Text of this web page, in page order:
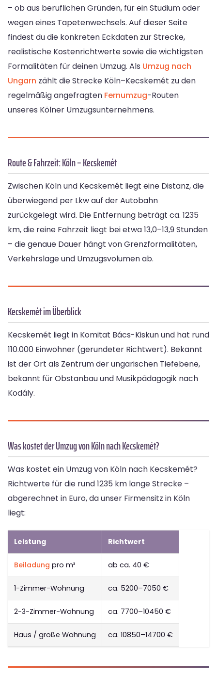
– ob aus beruflichen Gründen, für ein Studium oder
wegen eines Tapetenwechsels. Auf dieser Seite
findest du die konkreten Eckdaten zur Strecke,
realistische Kostenrichtwerte sowie die wichtigsten
Formalitäten für deinen Umzug. Als Umzug nach
Ungarn zählt die Strecke Köln–Kecskemét zu den
regelmäßig angefragten Fernumzug-Routen
unseres Kölner Umzugsunternehmens.
Route & Fahrzeit: Köln – Kecskemét
Zwischen Köln und Kecskemét liegt eine Distanz, die
überwiegend per Lkw auf der Autobahn
zurückgelegt wird. Die Entfernung beträgt ca. 1235
km, die reine Fahrzeit liegt bei etwa 13,0–13,9 Stunden
– die genaue Dauer hängt von Grenzformalitäten,
Verkehrslage und Umzugsvolumen ab.
Kecskemét im Überblick
Kecskemét liegt in Komitat Bács-Kiskun und hat rund
110.000 Einwohner (gerundeter Richtwert). Bekannt
ist der Ort als Zentrum der ungarischen Tiefebene,
bekannt für Obstanbau und Musikpädagogik nach
Kodály.
Was kostet der Umzug von Köln nach Kecskemét?
Was kostet ein Umzug von Köln nach Kecskemét?
Richtwerte für die rund 1235 km lange Strecke –
abgerechnet in Euro, da unser Firmensitz in Köln
liegt:
Leistung Richtwert
Beiladung pro m³ ab ca. 40 €
1-Zimmer-Wohnung ca. 5200–7050 €
2-3-Zimmer-Wohnung ca. 7700–10450 €
Haus / große Wohnung ca. 10850–14700 €